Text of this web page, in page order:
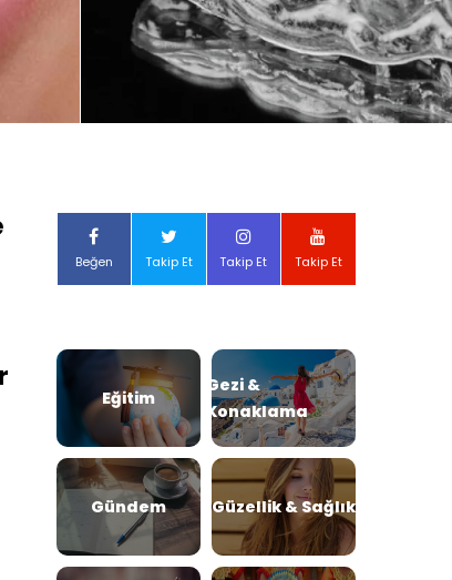
Beğen Takip Et Takip Et Takip Et
Eğitim
Gezi &
Konaklama
Gündem Güzellik & Sağlık